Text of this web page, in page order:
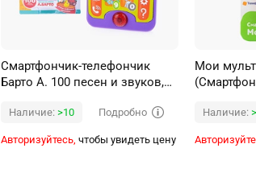
Смартфончик-телефончик
Барто А. 100 песен и звуков,
Наличие: >10 Подробно
Авторизуйтесь, чтобы увидеть цену
Мои
Наличие: